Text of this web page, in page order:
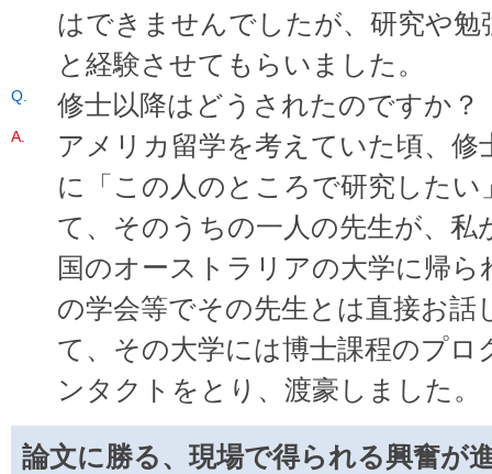
はできませんでしたが、研究や
と経験させてもらいました。
修士以降はどうされたのですか？
アメリカ留学を考えていた頃、修
に「この人のところで研究した
て、そのうちの一人の先生が、私
国のオーストラリアの大学に帰
の学会等でその先生とは直接お話
て、その大学には博士課程のプ
ンタクトをとり、渡豪しました。
論文に勝る、現場で得られる興奮が